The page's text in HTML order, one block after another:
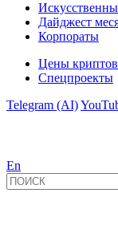
Дайджест
Корпораты
Цены
Спецпроекты
Telegram (AI)
En